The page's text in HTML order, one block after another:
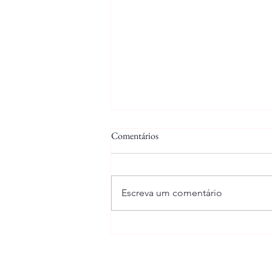
26/06/2025
Comentários
Escreva um comentário